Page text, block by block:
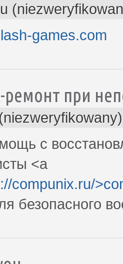
games.com
ремонт при
с
<a
compunix.ru/
безопасного